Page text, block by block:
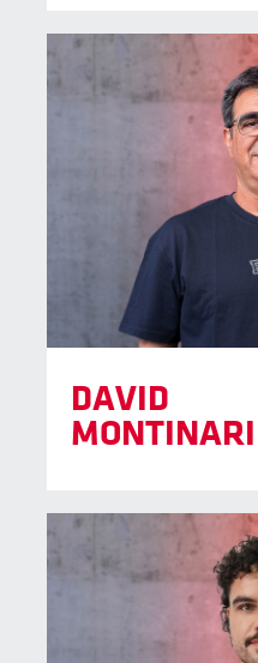
DAVID
MONTINARI